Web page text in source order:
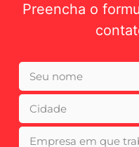
Preencha o